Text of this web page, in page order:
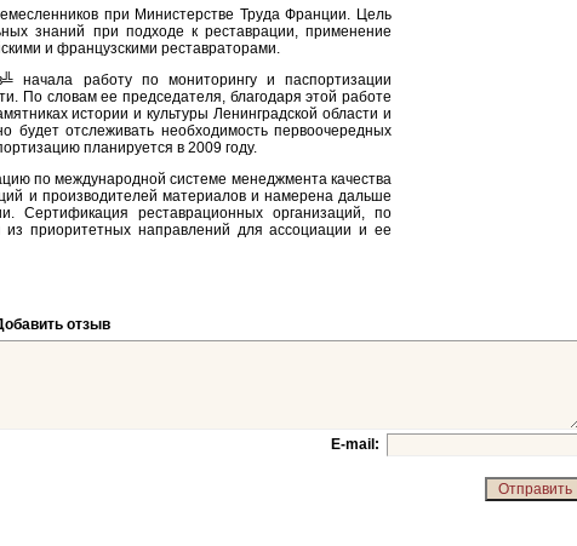
при Министерстве Труда Франции. Цель
знаний при подходе к реставрации, применение
и французскими реставраторами.
начала работу по мониторингу и паспортизации
По словам ее председателя, благодаря этой работе
истории и культуры Ленинградской области и
будет отслеживать необходимость первоочередных
планируется в 2009 году.
по международной системе менеджмента качества
и производителей материалов и намерена дальше
Сертификация реставрационных организаций, по
приоритетных направлений для ассоциации и ее
отзыв
E-mail: